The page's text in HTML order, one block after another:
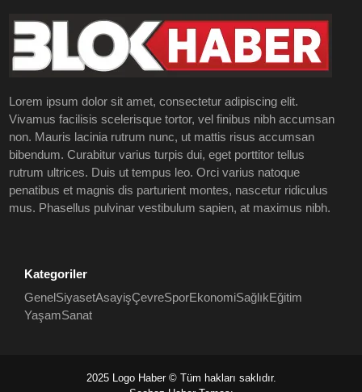
Lorem ipsum dolor sit amet, consectetur adipiscing elit.
Vivamus facilisis scelerisque tortor, vel finibus nibh accumsan
non. Mauris lacinia rutrum nunc, ut mattis risus accumsan
bibendum. Curabitur varius turpis dui, eget porttitor tellus
rutrum ultrices. Duis ut tempus leo. Orci varius natoque
penatibus et magnis dis parturient montes, nascetur ridiculus
mus. Phasellus pulvinar vestibulum sapien, at maximus nibh.
Kategoriler
Genel SiyasetAsayişÇevreSporEkonomiSağlıkEğitim
YaşamSanat
2025 Logo Haber © Tüm hakları saklıdır.